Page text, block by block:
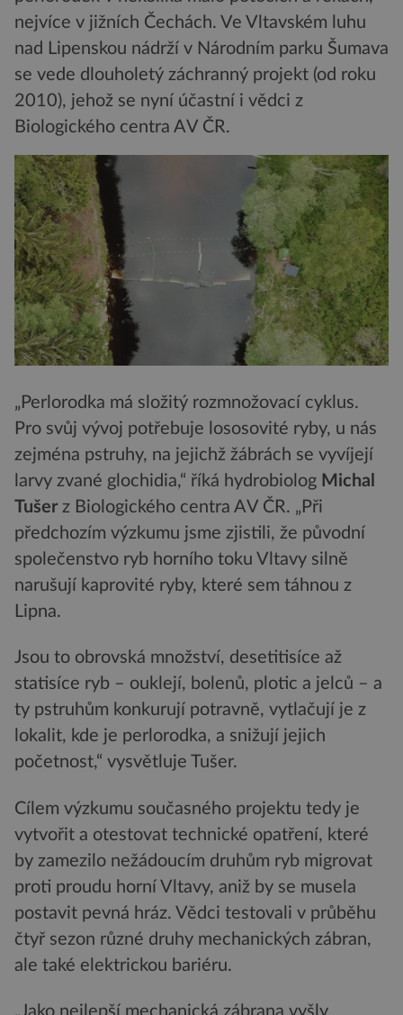
nejvíce v jižních Čechách. Ve Vltavském luhu
nad Lipenskou nádrží v Národním parku Šumava
se vede dlouholetý záchranný projekt (od roku
2010), jehož se nyní účastní i vědci z
Biologického centra AV ČR.
„Perlorodka má složitý rozmnožovací cyklus.
Pro svůj vývoj potřebuje lososovité ryby, u nás
zejména pstruhy, na jejichž žábrách se vyvíjejí
larvy zvané glochidia,“ říká hydrobiolog Michal
Tušerz Biologického centra AV ČR. „Při
předchozím výzkumu jsme zjistili, že původní
společenstvo ryb horního toku Vltavy silně
narušují kaprovité ryby, které sem táhnou z
Lipna.
Jsou to obrovská množství, desetitisíce až
statisíce ryb – ouklejí, bolenů, plotic a jelců – a
ty pstruhům konkurují potravně, vytlačují je z
lokalit, kde je perlorodka, a snižují jejich
početnost,“ vysvětluje Tušer.
Cílem výzkumu současného projektu tedy je
vytvořit a otestovat technické opatření, které
by zamezilo nežádoucím druhům ryb migrovat
proti proudu horní Vltavy, aniž by se musela
postavit pevná hráz. Vědci testovali v průběhu
čtyř sezon různé druhy mechanických zábran,
ale také elektrickou bariéru.
„Jako nejlepší mechanická zábrana vyšly